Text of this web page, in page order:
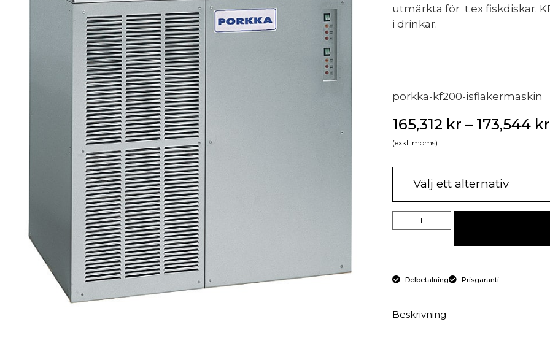
utmärkta för t.ex fiskdiskar.
i drinkar.
porkka-kf200-isflakermaskin
165,312 kr – 173,544 kr
(exkl. moms)
Delbetalning Prisgaranti
Beskrivning